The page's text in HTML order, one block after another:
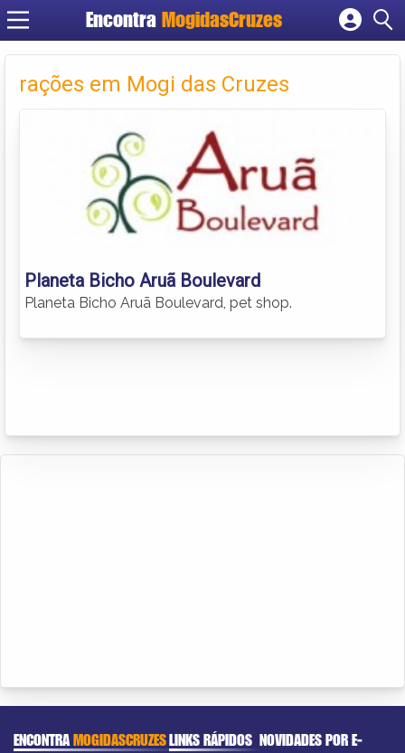
Encontra MogidasCruzes
Cadastrar empresa
Criar conta
rações em Mogi das Cruzes
Planeta Bicho Aruã Boulevard
Planeta Bicho Aruã Boulevard, pet shop.
ENCONTRAMOGIDASCRUZESLINKS RÁPIDOS NOVIDADES POR E-